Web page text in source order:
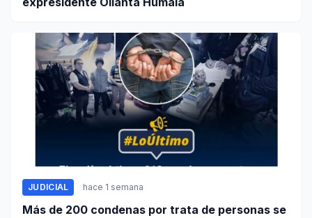
JUDICIAL hace 1 semana
Más de 200 condenas por trata de personas se